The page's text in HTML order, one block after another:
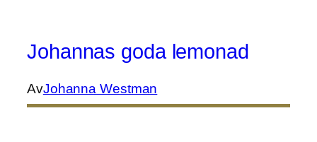
Johannas goda lemonad
AvJohanna Westman